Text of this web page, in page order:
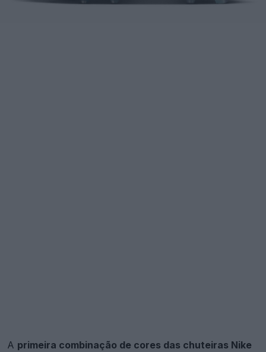
A primeira combinação de cores das chuteiras Nike